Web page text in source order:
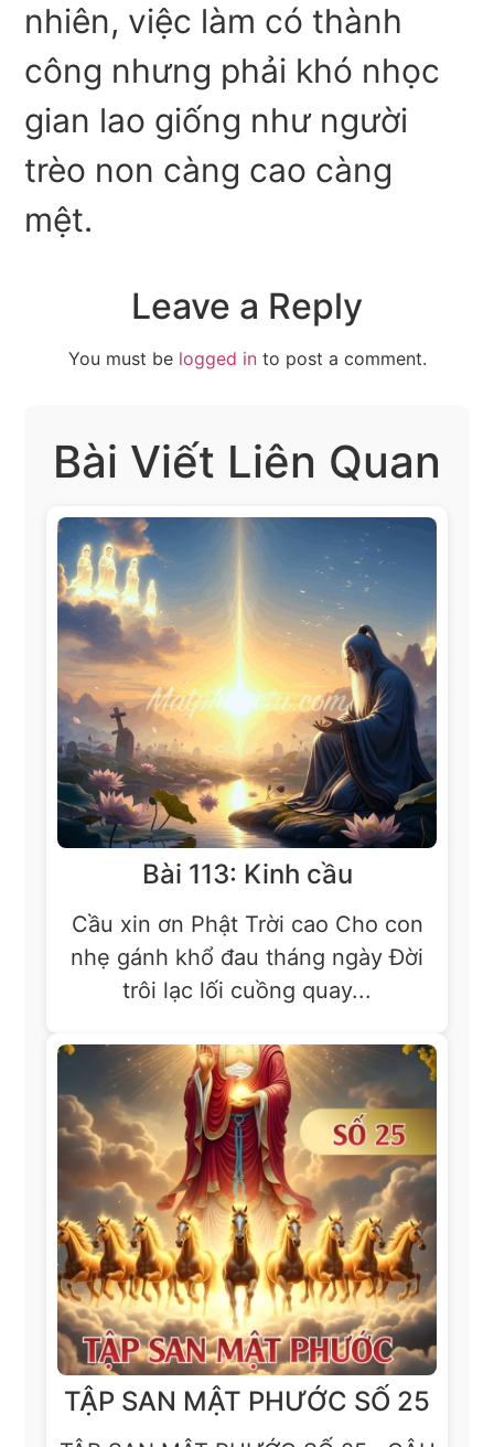
nhiên, việc làm có thành
công nhưng phải khó nhọc
gian lao giống như người
trèo non càng cao càng
mệt.
Leave a Reply
You must be logged into post a comment.
Bài Viết Liên Quan
Bài 113: Kinh cầu
Cầu xin ơn Phật Trời cao Cho con
nhẹ gánh khổ đau tháng ngày Đời
trôi lạc lối cuồng quay...
TẬP SAN MẬT PHƯỚC SỐ 25